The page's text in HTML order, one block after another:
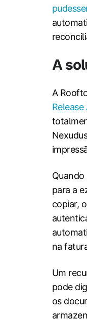
A
A
para a
copiar,
na
Um
pode
os